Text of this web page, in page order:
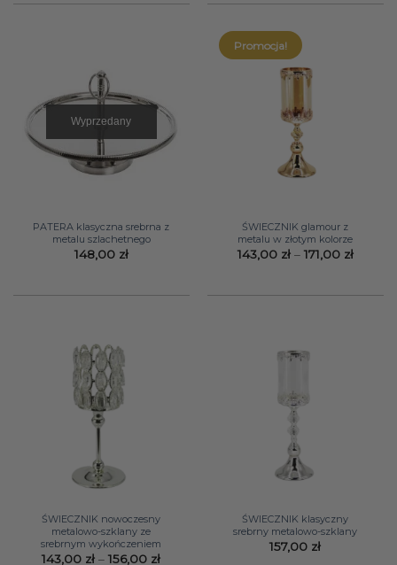
Wyprzedany
PATERA klasyczna srebrna z
metalu szlachetnego
148,00 zł
Promocja!
ŚWIECZNIK glamour z
metalu w złotym kolorze
143,00 zł – 171,00 złZakres
do
ŚWIECZNIK nowoczesny
metalowo-szklany ze
srebrnym wykończeniem
143,00 zł – 156,00 złZakres
ŚWIECZNIK klasyczny
srebrny metalowo-szklany
157,00 zł